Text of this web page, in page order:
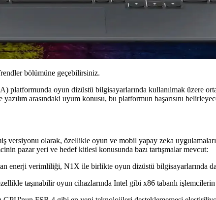
bölümüne geçebilirsiniz.
oyun dizüstü bilgisayarlarında kullanılmak üzere
arasındaki uyum konusu, bu platformun başarısını
olarak, özellikle oyun ve mobil yapay zeka
pazar yeri ve hedef kitlesi konusunda bazı tartışmalar mevcut:
enerji verimliliği, N1X ile birlikte oyun dizüstü bilgisayarlarında
taşınabilir oyun cihazlarında Intel gibi x86 tabanlı işlemcilerin